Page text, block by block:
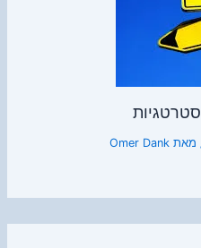
מאתOmer Dank